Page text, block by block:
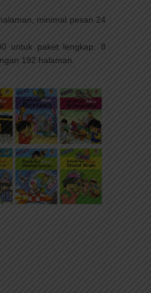
minimal pesan 24
untuk paket lengkap: 8
192 halaman.